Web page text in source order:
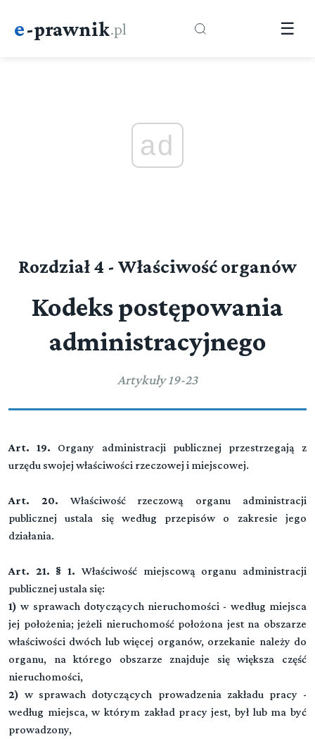
e-prawnik.pl ☰
ad
Rozdział 4 - Właściwość organów
Kodeks postępowania
administracyjnego
Artykuły 19-23
Art. 19. Organy administracji publicznej przestrzegają z
urzędu swojej właściwości rzeczowej i miejscowej.
Art. 20. Właściwość rzeczową organu administracji
publicznej ustala się według przepisów o zakresie jego
działania.
Art. 21. § 1. Właściwość miejscową organu administracji
publicznej ustala się:
1) w sprawach dotyczących nieruchomości - według miejsca
jej położenia; jeżeli nieruchomość położona jest na obszarze
właściwości dwóch lub więcej organów, orzekanie należy do
organu, na którego obszarze znajduje się większa część
nieruchomości,
2) w sprawach dotyczących prowadzenia zakładu pracy -
według miejsca, w którym zakład pracy jest, był lub ma być
prowadzony,